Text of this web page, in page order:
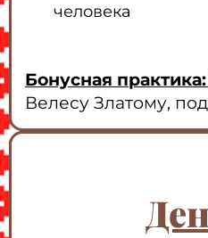
человека
Бонусная практика:
Велесу Златому,